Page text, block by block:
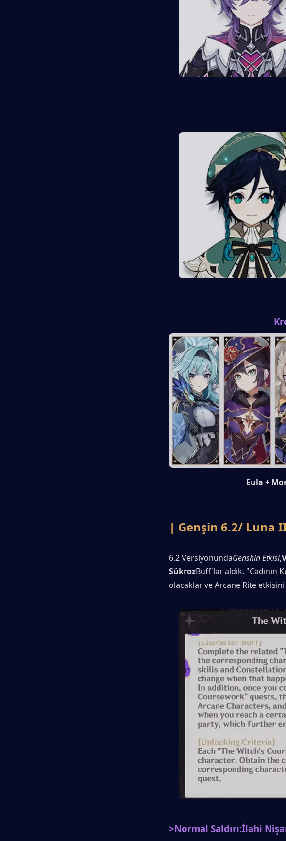
Eula +
| Genşin 6.2/ Luna
6.2 VersiyonundaGenshin Etkisi,
SükrozBuff'lar aldık.
olacaklar ve Arcane Rite
>Normal Saldırı:İlahi